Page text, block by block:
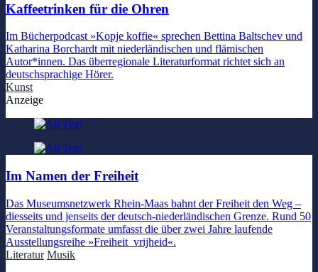
Kaffeetrinken für die Ohren
Im Bücherpodcast »Kopje koffie« sprechen Bettina Baltschev und
Katharina Borchardt mit niederländischen und flämischen
Autor*innen. Das überregionale Literaturformat richtet sich an
deutschsprachige Hörer.
Kunst
Anzeige
Im Namen der Freiheit
Das Museumsnetzwerk Rhein-Maas bahnt der Freiheit den Weg –
diesseits und jenseits der deutsch-niederländischen Grenze. Rund 50
Veranstaltungsformate umfasst die über zwei Jahre laufende
Ausstellungsreihe »Freiheit_vrijheid«.
Literatur Musik